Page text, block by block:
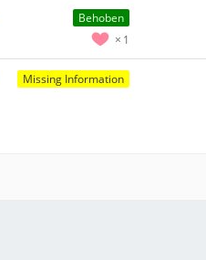
Behoben
1
Missing Information